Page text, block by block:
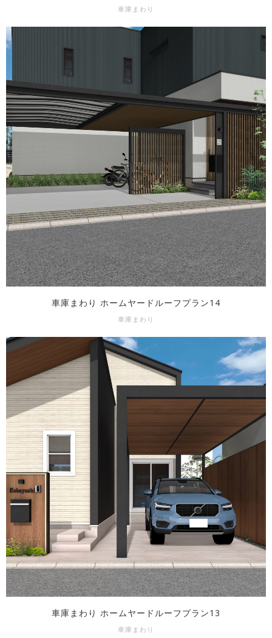
車庫まわり
車庫まわり ホームヤードルーフプラン14
車庫まわり
車庫まわり ホームヤードルーフプラン13
車庫まわり